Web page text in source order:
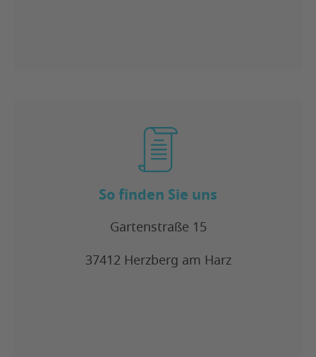
So finden Sie uns
Gartenstraße 15
37412 Herzberg am Harz